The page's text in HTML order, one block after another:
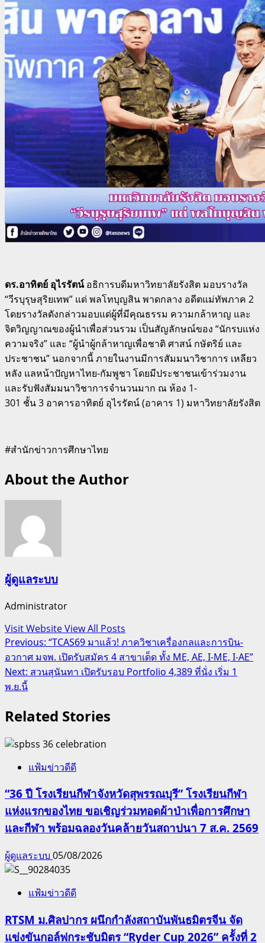
ดร.อาทิตย์ อุไรรัตน์อธิการบดีมหาวิทยาลัยรังสิต มอบรางวัล
“วีรบุรุษสุริยเทพ” แด่ พลโทบุญสิน พาดกลาง อดีตแม่ทัพภาค 2
โดยรางวัลดังกล่าวมอบแด่ผู้ที่มีคุณธรรม ความกล้าหาญ และ
จิตวิญญาณของผู้นำเพื่อส่วนรวม เป็นสัญลักษณ์ของ “นักรบแห่ง
ความจริง” และ “ผู้นำผู้กล้าหาญเพื่อชาติ ศาสน์ กษัตริย์ และ
ประชาชน” นอกจากนี้ ภายในงานมีการสัมมนาวิชาการ เหลียว
หลัง แลหน้าปัญหาไทย-กัมพูชา โดยมีประชาชนเข้าร่วมงาน
และรับฟังสัมมนาวิชาการจำนวนมาก ณ ห้อง 1-
301 ชั้น3 อาคารอาทิตย์ อุไรรัตน์ (อาคาร 1) มหาวิทยาลัยรังสิต
#สำนักข่าวการศึกษาไทย
About the Author
ผู้ดูแลระบบ
Administrator
Visit WebsiteView All Posts
Post
navigation
Previous: “TCAS69 มาแล้ว! ภาควิชาเครื่องกลและการบิน-
อวกาศ มจพ. เปิดรับสมัคร 4 สาขาเด็ด ทั้ง ME, AE, I-ME, I-AE”
Next: สวนสุนันทา เปิดรับรอบ Portfolio 4,389 ที่นั่ง เริ่ม 1
พ.ย.นี้
Related Stories
แฟ้มข่าวดีดี
“36 ปี โรงเรียนกีฬาจังหวัดสุพรรณบุรี” โรงเรียนกีฬา
แห่งแรกของไทย ขอเชิญร่วมทอดผ้าป่าเพื่อการศึกษา
และกีฬา พร้อมฉลองวันคล้ายวันสถาปนา 7 ส.ค. 2569
ผู้ดูแลระบบ 05/08/2026
แฟ้มข่าวดีดี
RTSM ม.ศิลปากร ผนึกกำลังสถาบันพันธมิตรจีน จัด
แข่งขันกอล์ฟกระชับมิตร “Ryder Cup 2026” ครั้งที่ 2